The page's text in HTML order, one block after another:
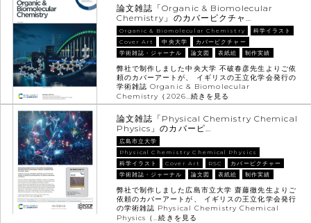
論文雑誌「Organic & Biomolecular
Chemistry」のカバーピクチャ…
Organic & Biomolecular Chemistry
科学イラスト
Cover Art
中央大学
カバーピクチャー
学術雑誌・ジャーナル
論文図 表紙絵 制作実績
弊社で制作しました中央大学 不破春彦先生よりご依
頼のカバーアートが、 イギリスの王立化学会発行の
学術雑誌 Organic & Biomolecular
Chemistry（2026…続きを見る
論文雑誌「Physical Chemistry Chemical
Physics」のカバーピ…
広島市立大学
Physical Chemistry Chemical Physics
科学イラスト
Cover Art RSC
カバーピクチャー
学術雑誌・ジャーナル
論文図 表紙絵 制作実績
弊社で制作しました広島市立大学 齋藤徹先生よりご
依頼のカバーアートが、 イギリスの王立化学会発行
の学術雑誌 Physical Chemistry Chemical
Physics（…続きを見る